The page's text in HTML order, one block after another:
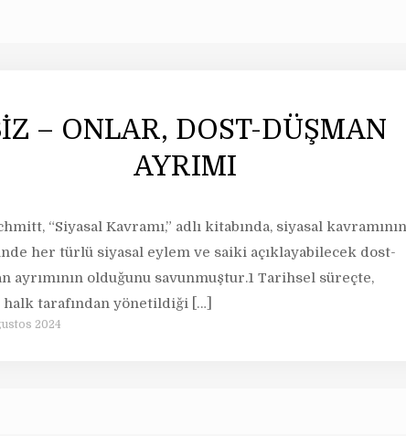
– ONLAR, DOST-DÜŞMAN
AYRIMI
“Siyasal Kavramı,” adlı kitabında, siyasal kavramının
her türlü siyasal eylem ve saiki açıklayabilecek dost-
ayrımının olduğunu savunmuştur.1 Tarihsel süreçte,
halk tarafından yönetildiği […]
2024